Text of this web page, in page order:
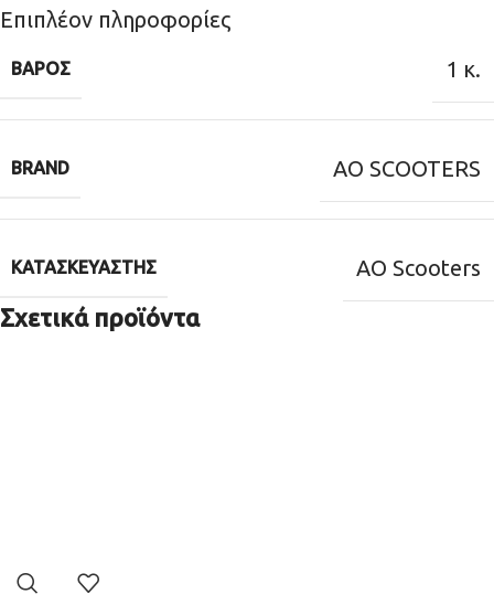
Επιπλέον πληροφορίες
ΒΆΡΟΣ 1 κ.
BRAND AO SCOOTERS
ΚΑΤΑΣΚΕΥΑΣΤΉΣ AO Scooters
Σχετικά προϊόντα